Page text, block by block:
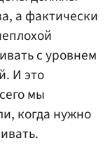
а фактически
с уровнем
И это
мы
когда нужно